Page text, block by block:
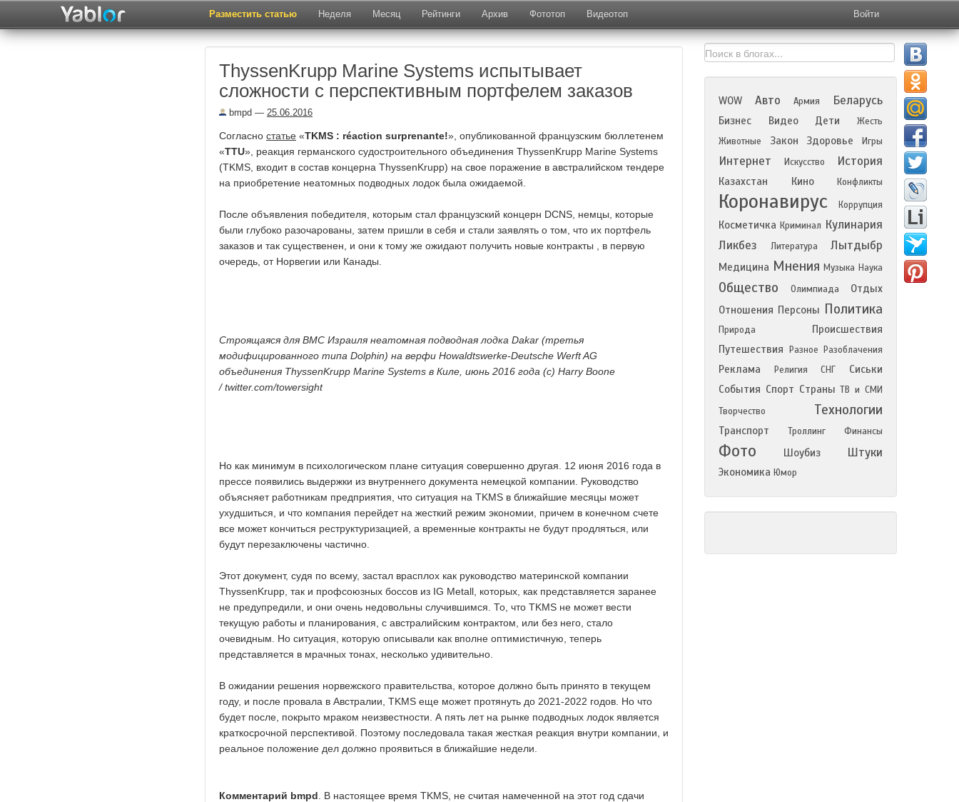
Разместить статью Неделя Месяц Рейтинги Архив Фототоп Видеотоп Войти
ThyssenKrupp Marine Systems испытывает
сложности с перспективным портфелем заказов
bmpd — 25.06.2016
Согласно статье «TKMS : réaction surprenante!», опубликованной французским бюллетенем
«TTU», реакция германского судостроительного объединения ThyssenKrupp Marine Systems
(TKMS, входит в состав концерна ThyssenKrupp) на свое поражение в австралийском тендере
на приобретение неатомных подводных лодок была ожидаемой.
После объявления победителя, которым стал французский концерн DCNS, немцы, которые
были глубоко разочарованы, затем пришли в себя и стали заявлять о том, что их портфель
заказов и так существенен, и они к тому же ожидают получить новые контракты , в первую
очередь, от Норвегии или Канады.
Cтроящаяся для ВМС Израиля неатомная подводная лодка Dakar (третья
модифицированного типа Dolphin) на верфи Howaldtswerke-Deutsche Werft AG
объединения ThyssenKrupp Marine Systems в Киле, июнь 2016 года (с) Harry Boone
/ twitter.com/towersight
Но как минимум в психологическом плане ситуация совершенно другая. 12 июня 2016 года в
прессе появились выдержки из внутреннего документа немецкой компании. Руководство
объясняет работникам предприятия, что ситуация на TKMS в ближайшие месяцы может
ухудшиться, и что компания перейдет на жесткий режим экономии, причем в конечном счете
все может кончиться реструктуризацией, а временные контракты не будут продляться, или
будут перезаключены частично.
Этот документ, судя по всему, застал врасплох как руководство материнской компании
ThyssenKrupp, так и профсоюзных боссов из IG Metall, которых, как представляется заранее
не предупредили, и они очень недовольны случившимся. То, что TKMS не может вести
текущую работы и планирования, с австралийским контрактом, или без него, стало
очевидным. Но ситуация, которую описывали как вполне оптимистичную, теперь
представляется в мрачных тонах, несколько удивительно.
В ожидании решения норвежского правительства, которое должно быть принято в текущем
году, и после провала в Австралии, TKMS еще может протянуть до 2021-2022 годов. Но что
будет после, покрыто мраком неизвестности. А пять лет на рынке подводных лодок является
краткосрочной перспективой. Поэтому последовала такая жесткая реакция внутри компании, и
реальное положение дел должно проявиться в ближайшие недели.
Комментарий bmpd . В настоящее время TKMS, не считая намеченной на этот год сдачи
WOW Авто Армия Беларусь
Бизнес Видео Дети
Жесть
Животные
Закон Здоровье Игры
Интернет Искусство История
Казахстан Кино Конфликты
Коронавирус Коррупция
Косметичка Криминал Кулинария
Ликбез
Литература Лытдыбр
Медицина Мнения Музыка Наука
Общество Олимпиада
Отдых
Отношения Персоны Политика
Природа
Происшествия
Путешествия
Разное Разоблачения
Реклама Религия СНГ
Сиськи
События Спорт Страны ТВ и СМИ
Творчество
Технологии
Транспорт Троллинг Финансы
Фото Шоубиз Штуки
Экономика Юмор